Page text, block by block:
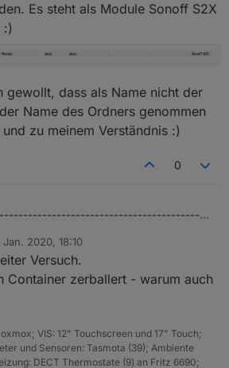
Es steht als Module Sonoff S2X
:)
gewollt, dass als Name nicht der
Name des Ordners genommen
zu meinem Verständnis :)
0
DES SCRIPT's HIER:
post/601855
...
die einstellung der tabellenparameter
forum.iobroker.net/topic/28021/html-
anlegen und diesen dann im script
"dpVIS") eingeben
dann die einzelnen devices
einen datenpunkt an:
post/400338
Jan. 2020, 18:10
Versuch.
Container zerballert - warum auch
VIS: 12" Touchscreen und 17" Touch;
und Sensoren: Tasmota (39); Ambiente
DECT Thermostate (9) an Fritz 6690;